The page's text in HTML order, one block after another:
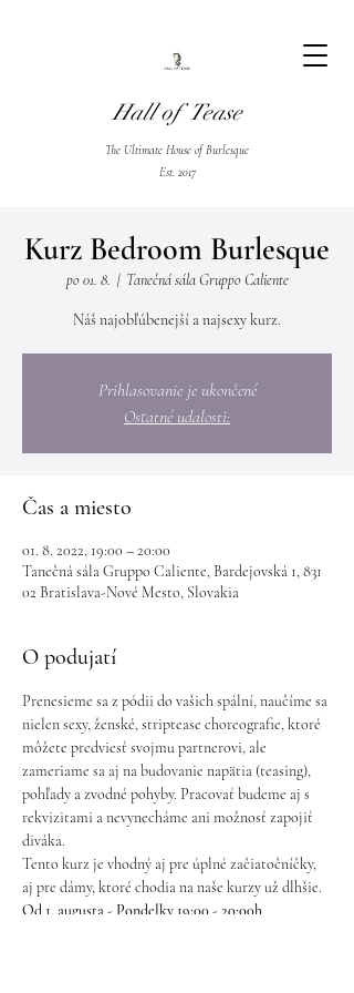
Hall of Tease
The Ultimate House of Burlesque
Est. 2017
Kurz Bedroom Burlesque
po 01. 8.
  |
Tanečná sála Gruppo Caliente
Prihlasovanie je ukončené
Ostatné udalosti:
Čas a miesto
01. 8. 2022, 19:00 – 20:00
Tanečná sála Gruppo Caliente, Bardejovská 1, 831
02 Bratislava-Nové Mesto, Slovakia
O podujatí
Prenesieme sa z pódii do vašich spální, naučíme sa
nielen sexy, ženské, striptease choreografie, ktoré
môžete predviesť svojmu partnerovi, ale
zameriame sa aj na budovanie napätia (teasing),
pohľady a zvodné pohyby. Pracovať budeme aj s
rekvizitami a nevynecháme ani možnosť zapojiť
diváka.
Tento kurz je vhodný aj pre úplné začiatočníčky,
aj pre dámy, ktoré chodia na naše kurzy už dlhšie.
Od 1. augusta - Pondelky 19:00 - 20:00h